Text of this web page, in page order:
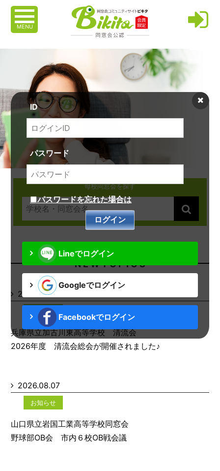
MENU
ID
パスワード
■パスワードを忘れた場合は
Lineでログイン
Googleでログイン
Facebookでログイン
母校同窓会を探す
N E W T O P I C S
2026.08.07
お知らせ
兵庫県立加古川東高等学校 清流会
2026年度 清流会総会が開催されました♪
2026.08.07
お知らせ
山口県立岩国工業高等学校同窓会
野球部OB会 市内６校OB戦会議